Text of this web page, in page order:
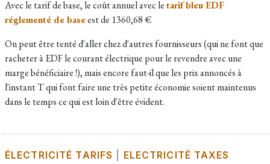
Avec le tarif de base, le coût annuel avec letarif bleu EDF
réglementé de baseest de 1360,68 €
On peut être tenté d'aller chez d'autres fournisseurs (qui ne font que
racheter à EDF le courant électrique pour le revendre avec une
marge bénéficiaire !), mais encore faut-il que les prix annoncés à
l'instant T qui font faire une très petite économie soient maintenus
dans le temps ce qui est loin d'être évident.
ÉLECTRICITÉ TARIFS ELECTRICITÉ TAXES